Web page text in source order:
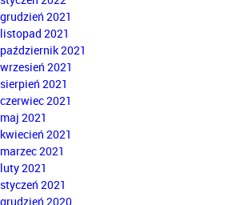
grudzień 2021
listopad 2021
październik 2021
wrzesień 2021
sierpień 2021
czerwiec 2021
maj 2021
kwiecień 2021
marzec 2021
luty 2021
styczeń 2021
grudzień 2020